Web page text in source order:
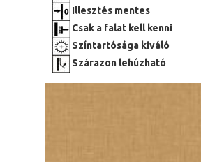
Illesztés mentes
Csak a falat kell kenni
Színtartósága kiváló
Szárazon lehúzható